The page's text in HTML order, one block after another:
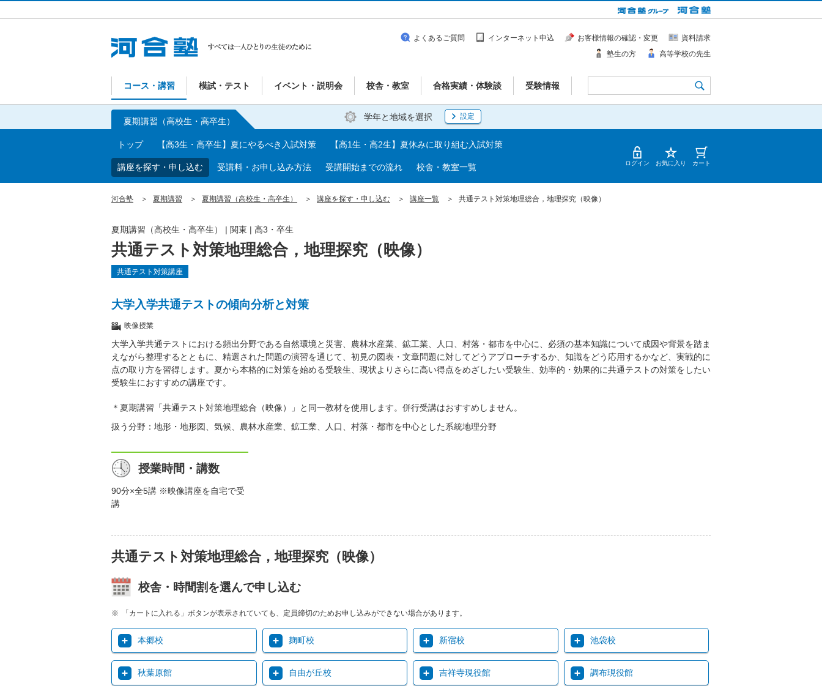
コース・講習 模試・テスト イベント・説明会 校舎・教室 合格実績・体験談 受験情報
よくあるご質問 インターネット申込 お客様情報の確認・変更
資料請求
塾生の方
高等学校の先生
学年と地域を選択 設定
夏期講習（高校生・高卒生）
トップ 【高3生・高卒生】夏にやるべき入試対策 【高1生・高2生】夏休みに取り組む入試対策
講座を探す・申し込む 受講料・お申し込み方法 受講開始までの流れ 校舎・教室一覧 ログイン お気に入り カート
河合塾 夏期講習 夏期講習（高校生・高卒生） 講座を探す・申し込む 講座一覧 共通テスト対策地理総合，地理探究（映像）
共通テスト対策地理総合，地理探究（映像）
夏期講習（高校生・高卒生） | 関東 | 高3・卒生
共通テスト対策講座
大学入学共通テストの傾向分析と対策
映像授業
大学入学共通テストにおける頻出分野である自然環境と災害、農林水産業、鉱工業、人口、村落・都市を中心に、必須の基本知識について成因や背景を踏ま
えながら整理するとともに、精選された問題の演習を通じて、初見の図表・文章問題に対してどうアプローチするか、知識をどう応用するかなど、実戦的に
点の取り方を習得します。夏から本格的に対策を始める受験生、現状よりさらに高い得点をめざしたい受験生、効率的・効果的に共通テストの対策をしたい
受験生におすすめの講座です。
＊夏期講習「共通テスト対策地理総合（映像）」と同一教材を使用します。併行受講はおすすめしません。
扱う分野：地形・地形図、気候、農林水産業、鉱工業、人口、村落・都市を中心とした系統地理分野
授業時間・講数
90分×全5講 ※映像講座を自宅で受
講
共通テスト対策地理総合，地理探究（映像）
校舎・時間割を選んで申し込む
「カートに入れる」ボタンが表示されていても、定員締切のためお申し込みができない場合があります。
本郷校 麹町校 新宿校 池袋校
秋葉原館 自由が丘校 吉祥寺現役館 調布現役館